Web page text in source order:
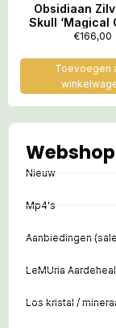
Webshop
Nieuw
Mp4's
Aanbiedingen
LeMUria
Los kristal /
Obsidiaan
Skull ‘Magical
417 gram –
€166,00
Toevoegen